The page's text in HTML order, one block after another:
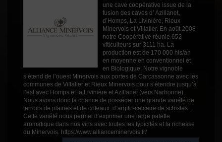
Syrah
Profil Boisé
Couleur Rouge
2018
75cl
Rayons
Vin 2019
Vin 2019
une cave coopérative issue de la
fusion des caves d’ Azillanet,
d’Homps, La Livinière, Rieux
Minervois et Villalier. En août 2008
notre Coopérative réunie 652
viticulteurs sur 3111 ha. La
production est de 170 000 hls/an
en moyenne en conventionnel et
en Biologique. Notre vignoble
s’étend de l’ouest Minervois aux portes de Carcassonne avec les
communes de Villalier et Rieux Minervois pour s’étendre jusqu’à
l’est avec Homps et la Livinière et Azillanet (vers Narbonne).
Nous avons donc la chance de posséder une grande variété de
terroirs de plaines et de coteaux, d’argilo-calcaire de schistes…
Cette variété nous permet d’exprimer une large palette
aromatique dans nos vins avec toutes les typicités et la richesse
du Minervois. https://www.allianceminervois.fr/